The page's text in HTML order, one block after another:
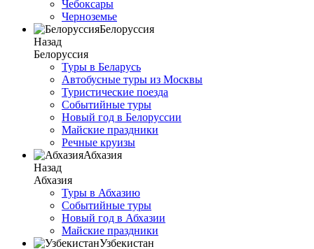
Чебоксары
Черноземье
Белоруссия
Назад
Белоруссия
Туры в Беларусь
Автобусные туры из Москвы
Туристические поезда
Событийные туры
Новый год в Белоруссии
Майские праздники
Речные круизы
Абхазия
Назад
Абхазия
Туры в Абхазию
Событийные туры
Новый год в Абхазии
Майские праздники
Узбекистан